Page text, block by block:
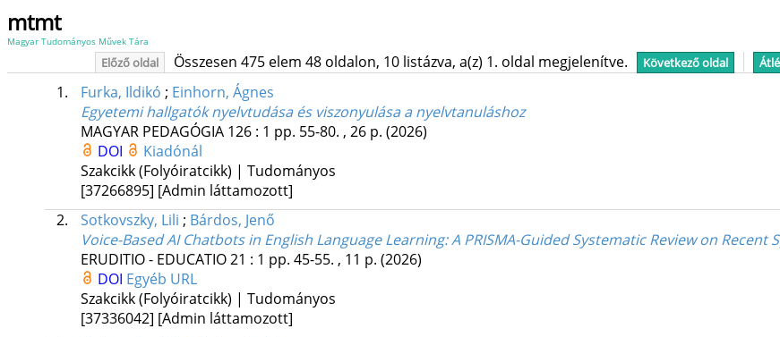
mtmt
Magyar Tudományos Művek Tára
Előző oldal Összesen 475 elem 48 oldalon, 10 listázva, a(z) 1. oldal megjelenítve. Következő oldal
1. Furka, Ildikó ; Einhorn, Ágnes
Egyetemi hallgatók nyelvtudása és viszonyulása a nyelvtanuláshoz
MAGYAR PEDAGÓGIA 126: 1 pp. 55-80. , 26 p. (2026)
DOI
Kiadónál
Szakcikk (Folyóiratcikk) | Tudományos
[37266895] [Admin láttamozott]
2.
Sotkovszky, Lili ; Bárdos, Jenő
Voice-Based AI Chatbots in English Language Learning: A PRISMA-Guided Systematic Review on Recent
ERUDITIO - EDUCATIO21 : 1 pp. 45-55. , 11 p. (2026)
DOI Egyéb URL
Szakcikk (Folyóiratcikk) | Tudományos
[37336042] [Admin láttamozott]